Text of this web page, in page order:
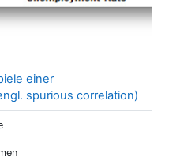
einer
spurious correlation)